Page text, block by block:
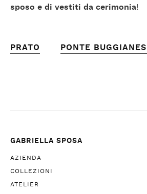
sposo e di vestiti da cerimonia!
PRATO PONTE
GABRIELLA SPOSA
AZIENDA
COLLEZIONI
ATELIER